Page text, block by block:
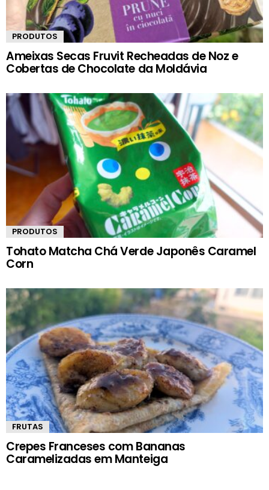
PRODUTOS
Ameixas Secas Fruvit Recheadas de Noz e
Cobertas de Chocolate da Moldávia
PRODUTOS
Tohato Matcha Chá Verde Japonês Caramel
Corn
FRUTAS
Crepes Franceses com Bananas
Caramelizadas em Manteiga